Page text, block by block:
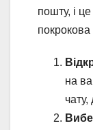
пошту, і
покрокова
на